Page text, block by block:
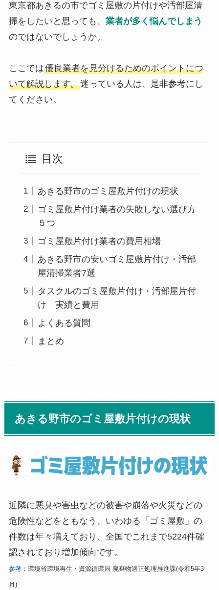
東京都あきるの市でゴミ屋敷の片付けや汚部屋清
掃をしたいと思っても、 業者が多く悩んでしまう
のではないでしょうか。
ここでは優良業者を見分けるためのポイントにつ
いて解説します。迷っている人は、是非参考にし
てください。
目次
あきる野市のゴミ屋敷片付けの現状
ゴミ屋敷片付け業者の失敗しない選び方
５つ
ゴミ屋敷片付け業者の費用相場
あきる野市の安いゴミ屋敷片付け・汚部
屋清掃業者7選
タスクルのゴミ屋敷片付け・汚部屋片付
け 実績と費用
よくある質問
まとめ
あきる野市のゴミ屋敷片付けの現状
近隣に悪臭や害虫などの被害や崩落や火災などの
危険性などをともなう、いわゆる「ゴミ屋敷」の
件数は年々増えており、全国でこれまで5224件確
参考：環境省環境再生・資源循環局 廃棄物適正処理推進課(令和5年3
月)